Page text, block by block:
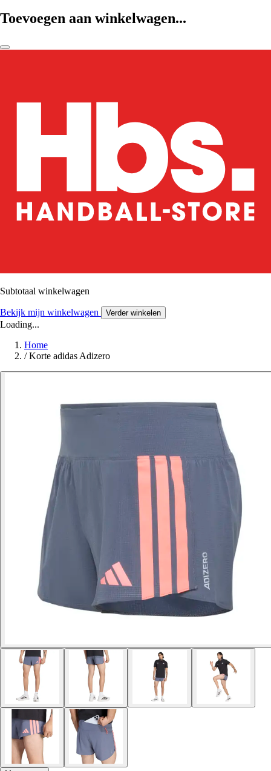
Toevoegen aan winkelwagen...
Subtotaal winkelwagen
Bekijk mijn winkelwagen Verder winkelen
Loading...
Home
/ Korte adidas Adizero